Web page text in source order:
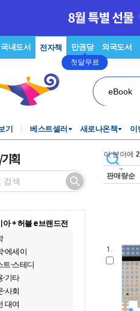
국내도서 전자책 만권당
첫달무료
외국도서
eBook
기 베스트셀러 새로나온책 이
획
아 + 허블 e브랜드전
·에세이
트·스테디
·기타
사회
대여
이 분야에
판매량순
1.